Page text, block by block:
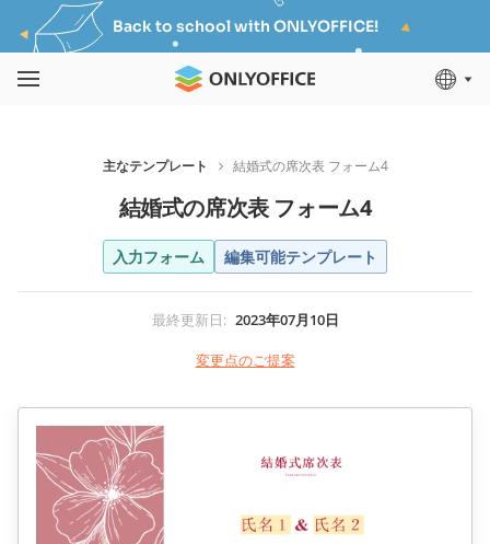
Back to school with ONLYOFFICE!
主なテンプレート 結婚式の席次表 フォーム4
結婚式の席次表 フォーム4
入力フォーム 編集可能テンプレート
最終更新日: 2023年07月10日
変更点のご提案